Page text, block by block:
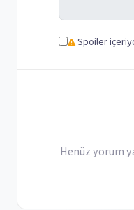
Spoiler
Henüz yorum